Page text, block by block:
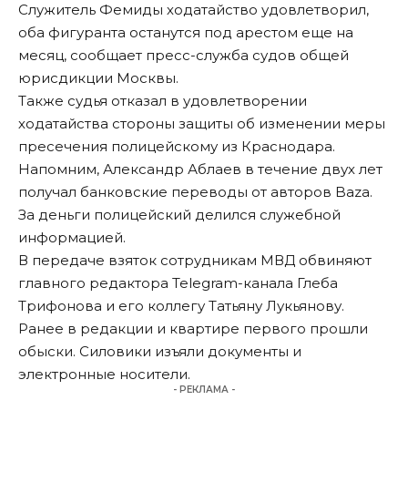
Служитель Фемиды ходатайство удовлетворил,
оба фигуранта останутся под арестом еще на
месяц, сообщает пресс-служба судов общей
юрисдикции Москвы.
Также судья отказал в удовлетворении
ходатайства стороны защиты об изменении меры
пресечения полицейскому из Краснодара.
Напомним, Александр Аблаев в течение двух лет
получал банковские переводы от авторов Baza.
За деньги полицейский делился служебной
информацией.
В передаче взяток сотрудникам МВД обвиняют
главного редактора Telegram-канала Глеба
Трифонова и его коллегу Татьяну Лукьянову.
Ранее в редакции и квартире первого прошли
обыски. Силовики изъяли документы и
электронные носители.
- РЕКЛАМА -